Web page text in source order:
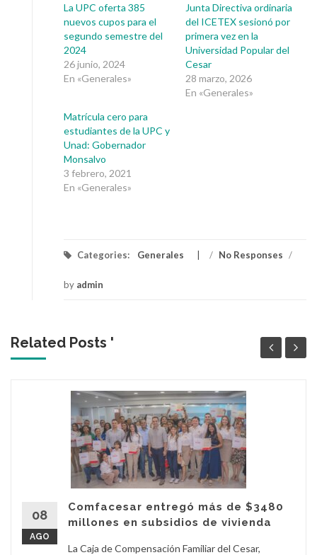
La UPC oferta 385
nuevos cupos para el
segundo semestre del
2024
26 junio, 2024
En «Generales»
Junta Directiva ordinaria
del ICETEX sesionó por
primera vez en la
Universidad Popular del
Cesar
28 marzo, 2026
En «Generales»
Matrícula cero para
estudiantes de la UPC y
Unad: Gobernador
Monsalvo
3 febrero, 2021
En «Generales»
Categories: Generales / No Responses /
by admin
Related Posts '
08
AGO
Comfacesar entregó más de $3480
millones en subsidios de vivienda
La Caja de Compensación Familiar del Cesar,